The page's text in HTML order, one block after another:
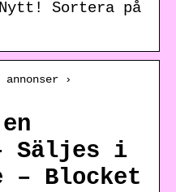
Sortera på
›
Säljes i
– Blocket